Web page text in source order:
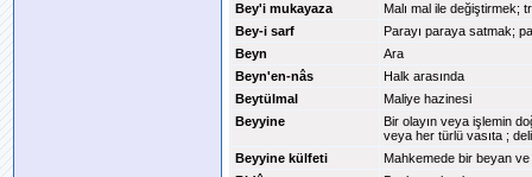
Bey'i mukayaza
Malı mal ile değiştirmek;
Bey-i sarf
Parayı paraya satmak;
Beyn
Ara
Beyn'en-nâs
Halk arasında
Beytülmal
Maliye hazinesi
Beyyine
Bir olayın veya işlemin
veya her türlü vasıta ;
Beyyine külfeti
Mahkemede bir beyan ve